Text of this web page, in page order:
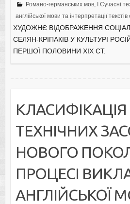
Романо-германських мов, I Cучасні
англійської мови та інтерпретації текстів
ХУДОЖНЄ ВІДОБРАЖЕННЯ
СЕЛЯН-КРІПАКІВ У КУЛЬТУРІ
ПЕРШОЇ ПОЛОВИНИ ХІХ СТ.
КЛАСИФІКАЦІЯ
ТЕХНІЧНИХ
НОВОГО
ПРОЦЕСІ
АНГЛІЙСЬКОЇ